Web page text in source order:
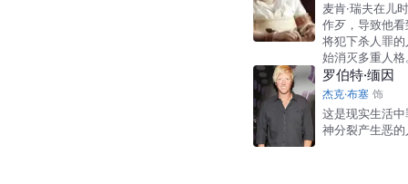
麦肯·瑞夫在儿
作歹，导致他
将犯下杀人罪
始消灭多重人格
罗伯特·缅因
杰克·布塞 饰
这是现实生活
神分裂产生恶